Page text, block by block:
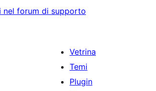
nel forum di supporto
Vetrina
Temi
Plugin